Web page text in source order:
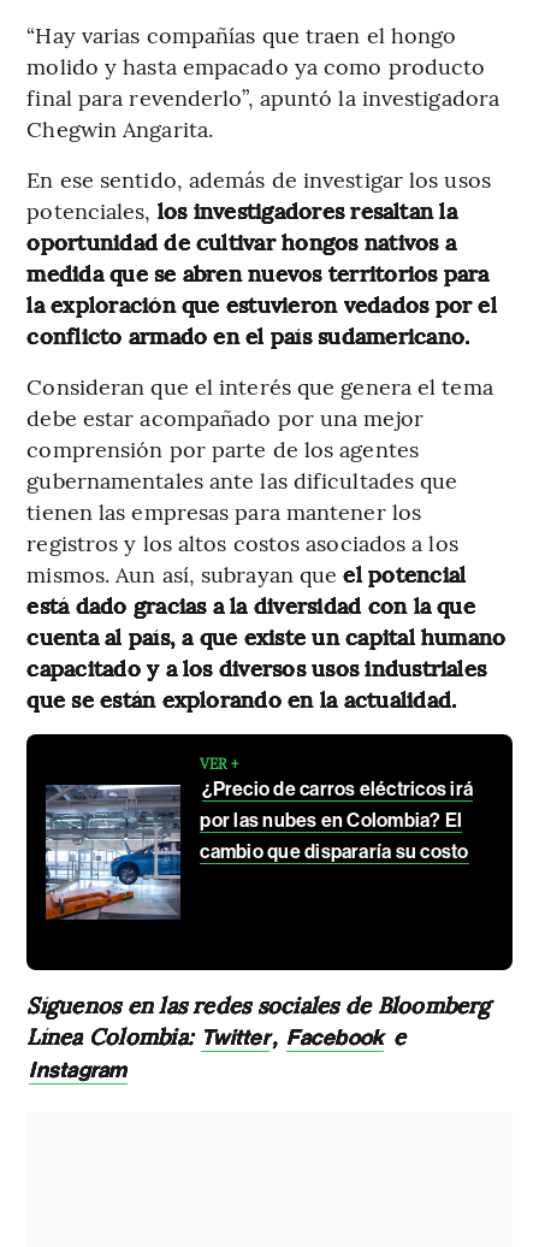
“Hay varias compañías que traen el hongo
molido y hasta empacado ya como producto
final para revenderlo”, apuntó la investigadora
Chegwin Angarita.
En ese sentido, además de investigar los usos
potenciales, los investigadores resaltan la
oportunidad de cultivar hongos nativos a
medida que se abren nuevos territorios para
la exploración que estuvieron vedados por el
conflicto armado en el país sudamericano.
Consideran que el interés que genera el tema
debe estar acompañado por una mejor
comprensión por parte de los agentes
gubernamentales ante las dificultades que
tienen las empresas para mantener los
registros y los altos costos asociados a los
mismos. Aun así, subrayan queel potencial
está dado gracias a la diversidad con la que
cuenta al país, a que existe un capital humano
capacitado y a los diversos usos industriales
que se están explorando en la actualidad.
VER +
¿Precio de carros eléctricos irá
por las nubes en Colombia? El
cambio que dispararía su costo
Síguenos en las redes sociales de Bloomberg
Línea Colombia: Twitter, Facebook e
Instagram